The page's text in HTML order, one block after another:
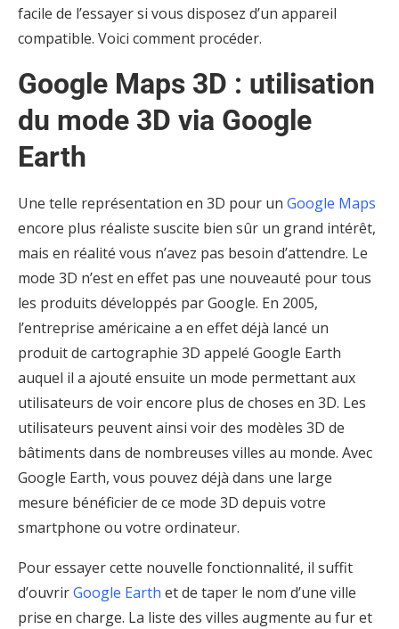
facile de l’essayer si vous disposez d’un appareil
compatible. Voici comment procéder.
Google Maps 3D : utilisation
du mode 3D via Google
Earth
Une telle représentation en 3D pour un Google Maps
encore plus réaliste suscite bien sûr un grand intérêt,
mais en réalité vous n’avez pas besoin d’attendre. Le
mode 3D n’est en effet pas une nouveauté pour tous
les produits développés par Google. En 2005,
l’entreprise américaine a en effet déjà lancé un
produit de cartographie 3D appelé Google Earth
auquel il a ajouté ensuite un mode permettant aux
utilisateurs de voir encore plus de choses en 3D. Les
utilisateurs peuvent ainsi voir des modèles 3D de
bâtiments dans de nombreuses villes au monde. Avec
Google Earth, vous pouvez déjà dans une large
mesure bénéficier de ce mode 3D depuis votre
smartphone ou votre ordinateur.
Pour essayer cette nouvelle fonctionnalité, il suffit
d’ouvrirGoogle Earth et de taper le nom d’une ville
prise en charge. La liste des villes augmente au fur et